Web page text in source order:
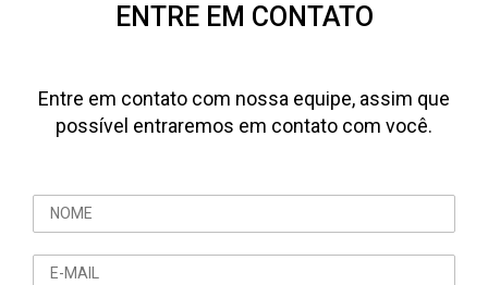
ENTRE EM CONTATO
Entre em contato com nossa equipe, assim que
possível entraremos em contato com você.